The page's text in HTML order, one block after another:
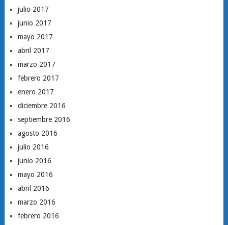
julio 2017
junio 2017
mayo 2017
abril 2017
marzo 2017
febrero 2017
enero 2017
diciembre 2016
septiembre 2016
agosto 2016
julio 2016
junio 2016
mayo 2016
abril 2016
marzo 2016
febrero 2016